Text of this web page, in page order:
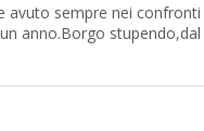
avuto sempre nei confronti
anno.Borgo stupendo,dal